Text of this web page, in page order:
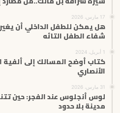
17 مارس، 2026
هل يمكن للطفل الداخلي أن
شفاء الطفل التائه
1 أبريل، 2024
كتاب أوضح المسالك إلى ألفية
الأنصاري
31 مارس، 2026
لوس أنجلوس عند الفجر: حين
مدينة بلا حدود